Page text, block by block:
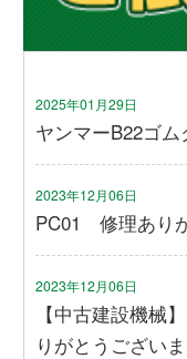
2025年01月29日
ヤンマーB22ゴ
2023年12月06日
PC01 修理あり
2023年12月06日
【中古建設機
りがとうございま